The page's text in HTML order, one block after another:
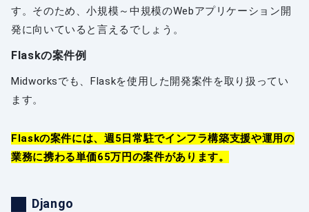
す。そのため、小規模～中規模のWebアプリケーション開
発に向いていると言えるでしょう。
Flaskの案件例
Midworksでも、Flaskを使用した開発案件を取り扱ってい
ます。
Flaskの案件には、週5日常駐でインフラ構築支援や運用の
業務に携わる単価65万円の案件があります。
Django